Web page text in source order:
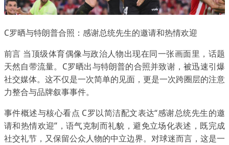
C罗晒与特朗普合照：感谢总统先生的邀请和热情欢迎
前言 当顶级体育偶像与政治人物出现在同一张画面里，话题
天然自带流量。C罗晒出与特朗普的合照并致谢，被迅速引爆
社交媒体。这不仅是一次简单的见面，更是一次跨圈层的注意
力整合与品牌叙事事件。
事件概述与核心看点 C罗以简洁配文表达“感谢总统先生的邀
请和热情欢迎”，语气克制而礼貌，避免立场化表述，既完成
社交礼节，又保留公众人物的中立边界。对球迷而言，这是一